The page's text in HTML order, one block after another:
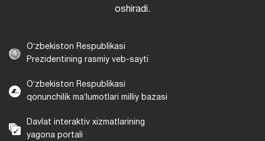
oshiradi.
Oʻzbekiston Respublikasi
Prezidentining rasmiy veb-sayti
Oʻzbekiston Respublikasi
qonunchilik maʼlumotlari milliy bazasi
Davlat interaktiv xizmatlarining
yagona portali